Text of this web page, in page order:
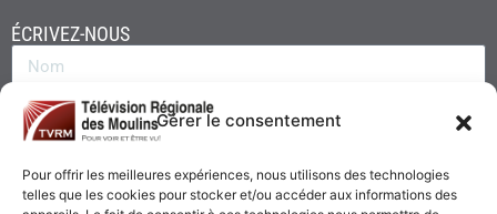
Gérer le consentement
Pour offrir les meilleures expériences, nous utilisons des technologies
telles que les cookies pour stocker et/ou accéder aux informations des
ÉCRIVEZ-NOUS